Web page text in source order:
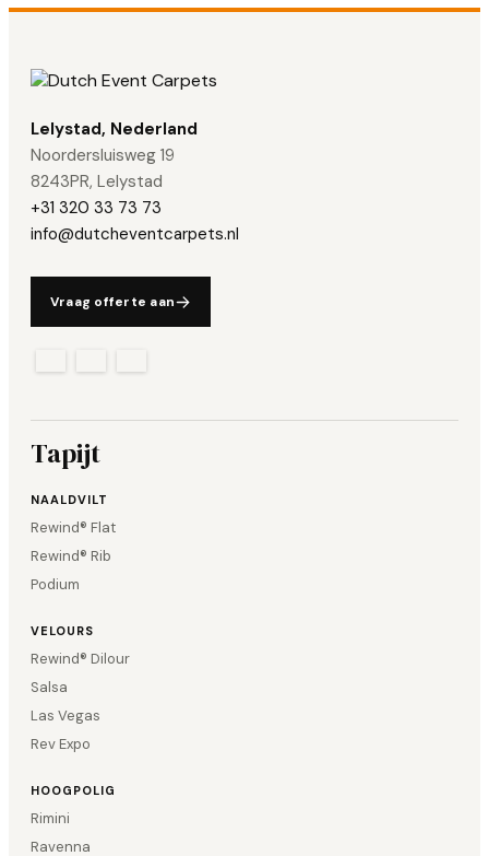
Lelystad, Nederland
Noordersluisweg 19
8243PR, Lelystad
+31 320 33 73 73
info@dutcheventcarpets.nl
Vraag offerte aan
Tapijt
NAALDVILT
Rewind® Flat
Rewind® Rib
Podium
VELOURS
Rewind® Dilour
Salsa
Las Vegas
Rev Expo
HOOGPOLIG
Rimini
Ravenna